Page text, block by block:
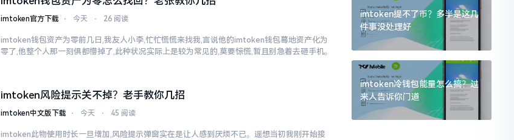
imtoken官方下载 ⋅ 今天 ⋅ 26 阅读
imtoken钱包资产为零前几日,我友人小李,忙忙慌慌来找我,言说他的imtoken钱包蓦地资产化为
零了,他整个人那一刻俱都懵掉了,此种状况实际上是较为常见的,莫要惊慌,暂且别急着去砸手机。
imtoken风险提示关不掉？老手教你几招
imtoken中文版下载 ⋅ 今天 ⋅ 45 阅读
imtoken此物使用时长一旦增加,风险提示弹窗实在是让人感到厌烦不已。遥想当初我刚开始接
imtoken提不了币？多半是这几
件事没处理好
imtoken冷钱包能量怎么搞？过
来人告诉你门道